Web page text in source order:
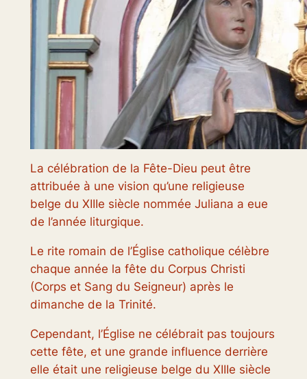
La célébration de la Fête-Dieu peut être
attribuée à une vision qu’une religieuse
belge du XIIIe siècle nommée Juliana a eue
de l’année liturgique.
Le rite romain de l’Église catholique célèbre
chaque année la fête du Corpus Christi
(Corps et Sang du Seigneur) après le
dimanche de la Trinité.
Cependant, l’Église ne célébrait pas toujours
cette fête, et une grande influence derrière
elle était une religieuse belge du XIIIe siècle